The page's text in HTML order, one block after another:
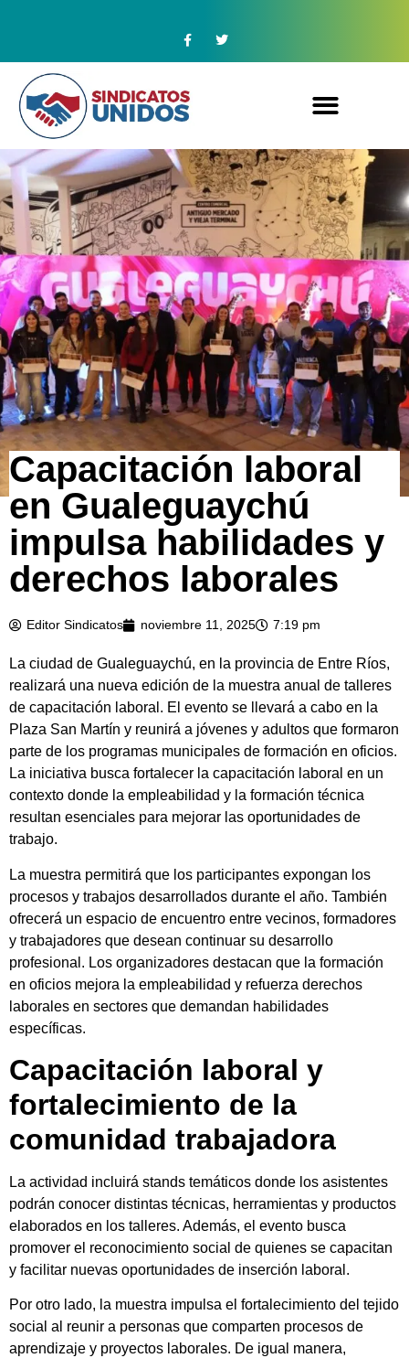
Capacitación laboral
en Gualeguaychú
impulsa habilidades y
derechos laborales
Editor Sindicatos noviembre 11, 2025 7:19 pm
La ciudad de Gualeguaychú, en la provincia de Entre Ríos,
realizará una nueva edición de la muestra anual de talleres
de capacitación laboral. El evento se llevará a cabo en la
Plaza San Martín y reunirá a jóvenes y adultos que formaron
parte de los programas municipales de formación en oficios.
La iniciativa busca fortalecer la capacitación laboral en un
contexto donde la empleabilidad y la formación técnica
resultan esenciales para mejorar las oportunidades de
trabajo.
La muestra permitirá que los participantes expongan los
procesos y trabajos desarrollados durante el año. También
ofrecerá un espacio de encuentro entre vecinos, formadores
y trabajadores que desean continuar su desarrollo
profesional. Los organizadores destacan que la formación
en oficios mejora la empleabilidad y refuerza derechos
laborales en sectores que demandan habilidades
específicas.
Capacitación laboral y
fortalecimiento de la
comunidad trabajadora
La actividad incluirá stands temáticos donde los asistentes
podrán conocer distintas técnicas, herramientas y productos
elaborados en los talleres. Además, el evento busca
promover el reconocimiento social de quienes se capacitan
y facilitar nuevas oportunidades de inserción laboral.
Por otro lado, la muestra impulsa el fortalecimiento del tejido
social al reunir a personas que comparten procesos de
aprendizaje y proyectos laborales. De igual manera,